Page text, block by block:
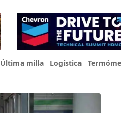
Última milla Logística